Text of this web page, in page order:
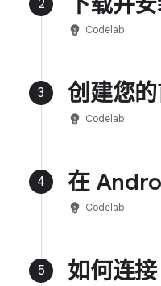
2
emoji_objects Codelab
3 创建您
emoji_objects Codelab
4 在
emoji_objects Codelab
5 如何连